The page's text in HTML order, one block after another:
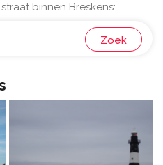
binnen Breskens:
Zoek